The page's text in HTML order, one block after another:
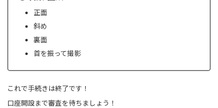
正面
斜め
裏面
首を振って撮影
これで手続きは終了です！
口座開設まで審査を待ちましょう！